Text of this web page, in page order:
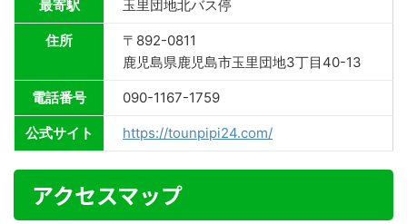
最寄駅 玉里団地北バス停
住所
〒892-0811
鹿児島県鹿児島市玉里団地3丁目40-13
電話番号 090-1167-1759
公式サイト https://tounpipi24.com/
アクセスマップ